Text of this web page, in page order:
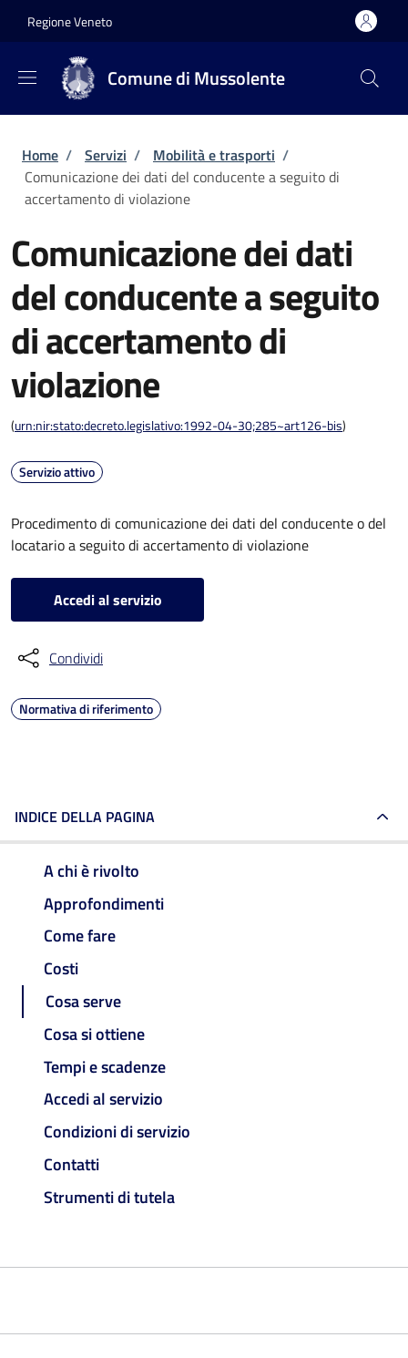
Regione Veneto
Comune di Mussolente
Briciole di pane
Home / Servizi / Mobilità e trasporti /
Comunicazione dei dati del conducente a seguito di
accertamento di violazione
Comunicazione dei dati
del conducente a seguito
di accertamento di
violazione
(urn:nir:stato:decreto.legislativo:1992-04-30;285~art126-bis)
Servizio attivo
Procedimento di comunicazione dei dati del conducente o del
locatario a seguito di accertamento di violazione
Accedi al servizio
Condividi
Normativa di riferimento
INDICE DELLA PAGINA
A chi è rivolto
Approfondimenti
Come fare
Costi
Cosa serve
Cosa si ottiene
Tempi e scadenze
Accedi al servizio
Condizioni di servizio
Contatti
Strumenti di tutela